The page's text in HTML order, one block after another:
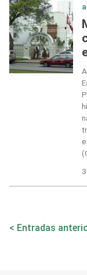
Navegación
Entradas